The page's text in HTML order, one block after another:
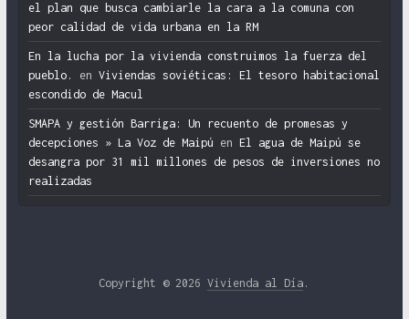
el plan que busca cambiarle la cara a la comuna con
peor calidad de vida urbana en la RM
En la lucha por la vivienda construimos la fuerza del
pueblo.
en Viviendas soviéticas: El tesoro habitacional
escondido de Macul
SMAPA y gestión Barriga: Un recuento de promesas y
decepciones » La Voz de Maipú en El agua de Maipú se
desangra por 31 mil millones de pesos de inversiones no
realizadas
Copyright © 2026Vivienda al Día .